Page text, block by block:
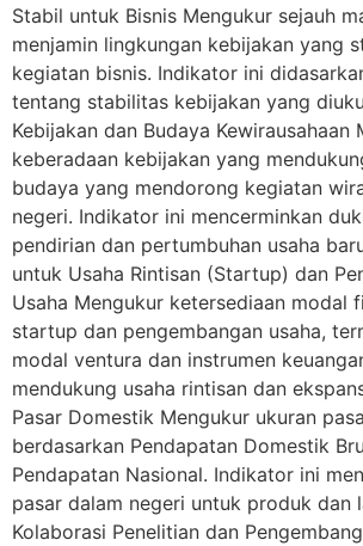
Stabil untuk Bisnis Mengukur sejauh
menjamin lingkungan kebijakan yang
kegiatan bisnis. Indikator ini
tentang stabilitas kebijakan yang
Kebijakan dan Budaya Kewirausahaan
keberadaan kebijakan yang
budaya yang mendorong kegiatan
negeri. Indikator ini mencerminkan
pendirian dan pertumbuhan usaha
untuk Usaha Rintisan (Startup) dan
Usaha Mengukur ketersediaan modal
startup dan pengembangan usaha,
modal ventura dan instrumen
mendukung usaha rintisan dan
Pasar Domestik Mengukur ukuran
berdasarkan Pendapatan Domestik
Pendapatan Nasional. Indikator ini
pasar dalam negeri untuk produk dan
Kolaborasi Penelitian dan